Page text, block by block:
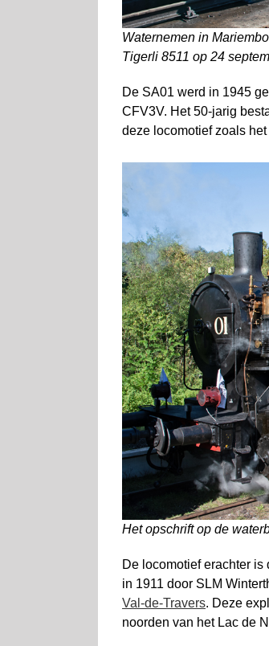
Waternemen in
Tigerli 8511 op 24
De SA01 werd in 1945
CFV3V. Het 50-jarig
deze locomotief zoals
Het opschrift op de
De locomotief erachter is
in 1911 door SLM
Val-de-Travers. Deze
noorden van het Lac de